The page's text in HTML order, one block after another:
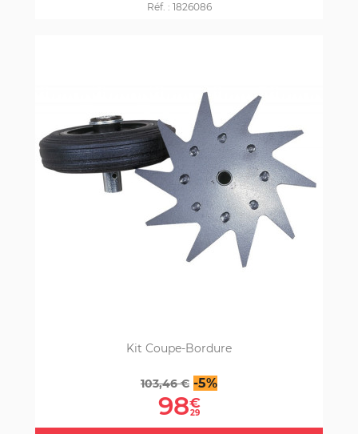
Réf. : 1826086
Kit Coupe-Bordure
Prix
base
103,46 € -5%Prix
98€
29